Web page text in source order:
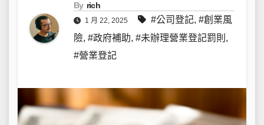
By rich
1 月 22, 2025 #公司登記, #創業風
險, #政府補助, #未辦理營業登記罰則 ,
#營業登記